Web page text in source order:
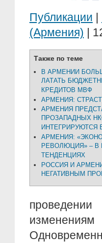
Публикации |
(Армения) |
Также по теме
В АРМЕНИИ
ЛАТАТЬ
КРЕДИТОВ МВФ
АРМЕНИЯ:
АРМЕНИЯ
ПРОЗАПАДНЫХ
ИНТЕГРИРУЮТСЯ
АРМЕНИЯ:
РЕВОЛЮЦИЯ» – В
ТЕНДЕНЦИЯХ
РОССИЯ И
НЕГАТИВНЫМ
изменениям